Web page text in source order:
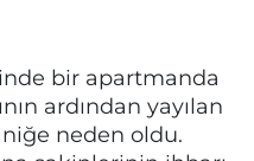
bir apartmanda
ardından yayılan
neden oldu.